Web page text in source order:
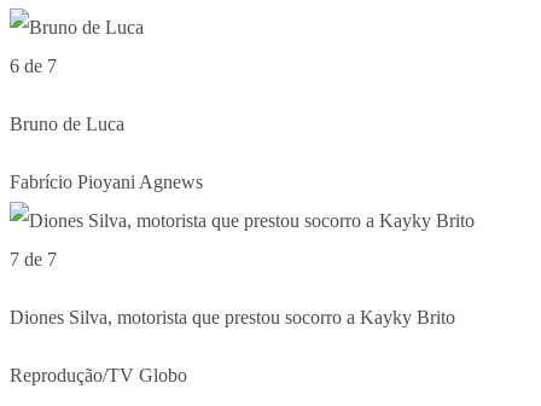
6 de 7
Bruno de Luca
Fabrício Pioyani Agnews
7 de 7
Diones Silva, motorista que prestou socorro a Kayky Brito
Reprodução/TV Globo